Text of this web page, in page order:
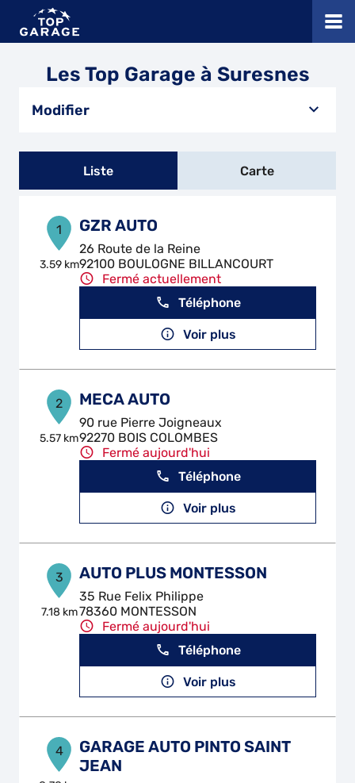
Les Top Garage à Suresnes
Modifier
Liste Carte
1
3.59 km
GZR AUTO
26 Route de la Reine
92100 BOULOGNE BILLANCOURT
Fermé actuellement
Téléphone
Voir plus
2
5.57 km
MECA AUTO
90 rue Pierre Joigneaux
92270 BOIS COLOMBES
Fermé aujourd'hui
Téléphone
Voir plus
3
7.18 km
AUTO PLUS MONTESSON
35 Rue Felix Philippe
78360 MONTESSON
Fermé aujourd'hui
Téléphone
Voir plus
4
GARAGE AUTO PINTO SAINT
JEAN